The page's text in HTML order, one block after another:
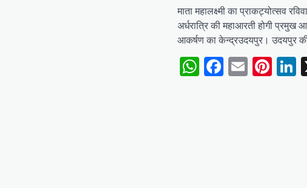
माता महालक्ष्मी का प्राकट्योत्सव
अर्धरात्रि की महाआरती होगी प्रमुख
आकर्षण का केन्द्रउदयपुर। उदयपुर
WhatsApp
Facebook
Email